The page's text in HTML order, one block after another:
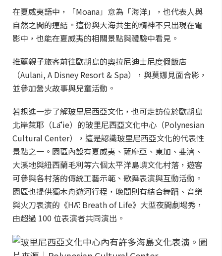
在夏威夷語中，「Moana」意為「海洋」，也代表人與
自然之間的連結。這份與大海共生的精神不只出現在電
影中，也能在夏威夷的相關景點與體驗中看見。
推薦親子旅客前往歐胡島的奧拉尼迪士尼度假飯店
（Aulani, A Disney Resort & Spa），與莫娜見面合影，
並參加營火故事與兒童活動。
若想進一步了解玻里尼西亞文化，也可走訪位於歐胡島
北岸萊耶（Lāʻie）的玻里尼西亞文化中心（Polynesian
Cultural Center），這是認識玻里尼西亞文化的代表性
景點之一。園區內設有夏威夷、薩摩亞、東加、斐濟、
大溪地與紐西蘭毛利等六個太平洋島嶼文化村落，遊客
可參與各村落的傳統工藝示範、歌舞表演與互動活動。
園區也提供獨木舟遊河行程，晚間則有結合舞蹈、音樂
與火刀表演的《HĀ: Breath of Life》大型夜間劇場秀，
由超過 100 位表演者共同演出。